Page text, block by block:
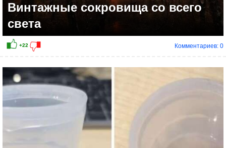
+19
Винтажные сокровища со всего
света
Комментариев: 0